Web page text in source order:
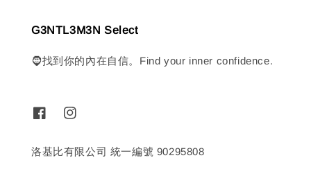
G3NTL3M3N Select
🧔找到你的內在自信。Find your inner confidence.
洛基比有限公司 統一編號 90295808